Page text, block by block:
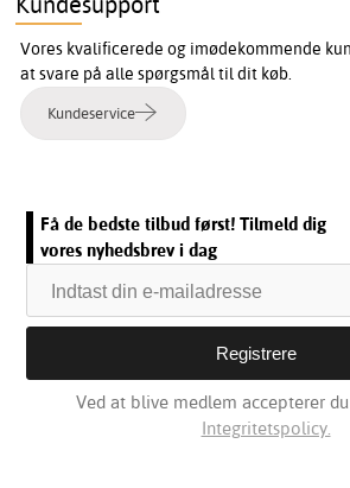
Vores kvalificerede og imødekommende
at svare på alle spørgsmål til dit køb.
Kundeservice
Få de bedste tilbud først! Tilmeld dig
vores nyhedsbrev i dag
Ved at blive medlem accepterer
Integritetspolicy.